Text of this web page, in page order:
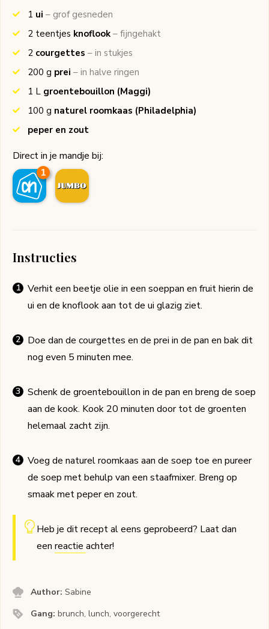
1 ui – grof gesneden
2 teentjes knoflook – fijngehakt
2 courgettes – in stukjes
200 g prei – in halve ringen
1 L groentebouillon (Maggi)
100 g naturel roomkaas (Philadelphia)
peper en zout
Direct in je mandje bij:
1
Instructies
Verhit een beetje olie in een soeppan en fruit hierin de
ui en de knoflook aan tot de ui glazig ziet.
Doe dan de courgettes en de prei in de pan en bak dit
nog even 5 minuten mee.
Schenk de groentebouillon in de pan en breng de soep
aan de kook. Kook 20 minuten door tot de groenten
helemaal zacht zijn.
Voeg de naturel roomkaas aan de soep toe en pureer
de soep met behulp van een staafmixer. Breng op
smaak met peper en zout.
Heb je dit recept al eens geprobeerd? Laat dan
een reactie achter!
Author:Sabine
Gang:brunch, lunch, voorgerecht